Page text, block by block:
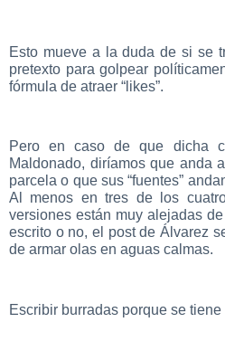
Esto mueve a la duda de si se
pretexto para golpear
fórmula de atraer “likes”.
Pero en caso de que dicha
Maldonado, diríamos que anda
parcela o que sus “fuentes”
Al menos en tres de los
versiones están muy alejadas
escrito o no, el post de Álvarez
de armar olas en aguas calmas.
Escribir burradas porque se